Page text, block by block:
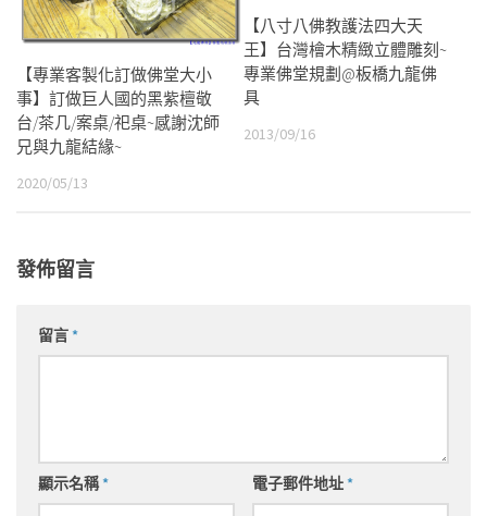
【專業客製化訂做佛堂大小
事】訂做巨人國的黑紫檀敬
台/茶几/案桌/祀桌~感謝沈師
兄與九龍結緣~
2020/05/13
【八寸八佛教護法四大天
王】台灣檜木精緻立體雕刻~
專業佛堂規劃@板橋九龍佛
具
2013/09/16
發佈留言
留言*
顯示名稱* 電子郵件地址*